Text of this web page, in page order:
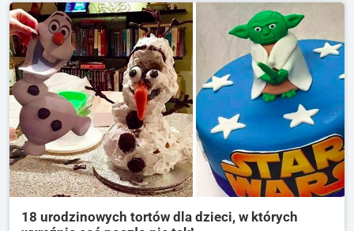
18 urodzinowych tortów dla dzieci, w których